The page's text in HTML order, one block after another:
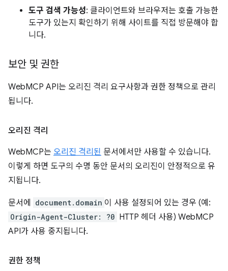
도구 검색 가능성: 클라이언트와 브라우저는 호출 가능한
도구가 있는지 확인하기 위해 사이트를 직접 방문해야 합
니다.
보안 및 권한
WebMCP API는 오리진 격리 요구사항과 권한 정책으로 관리
됩니다.
오리진 격리
WebMCP는 오리진 격리된 문서에서만 사용할 수 있습니다.
이렇게 하면 도구의 수명 동안 문서의 오리진이 안정적으로 유
지됩니다.
문서에 document.domain 이 사용 설정되어 있는 경우 (예:
Origin-Agent-Cluster: ?0 HTTP 헤더 사용) WebMCP
API가 사용 중지됩니다.
권한 정책